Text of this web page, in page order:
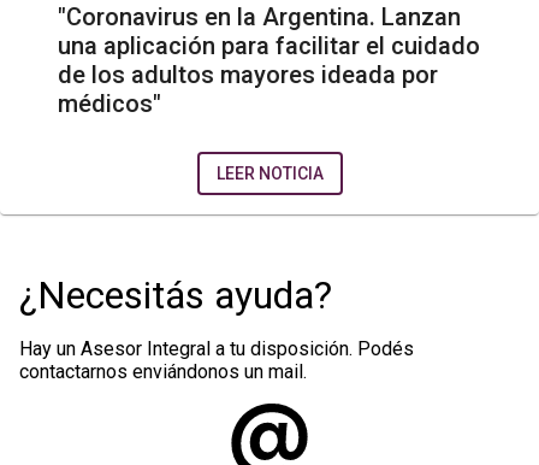
"Coronavirus en la Argentina. Lanzan
una aplicación para facilitar el cuidado
de los adultos mayores ideada por
médicos"
LEER NOTICIA
¿Necesitás ayuda?
Hay un Asesor Integral a tu disposición. Podés
contactarnos enviándonos un mail.